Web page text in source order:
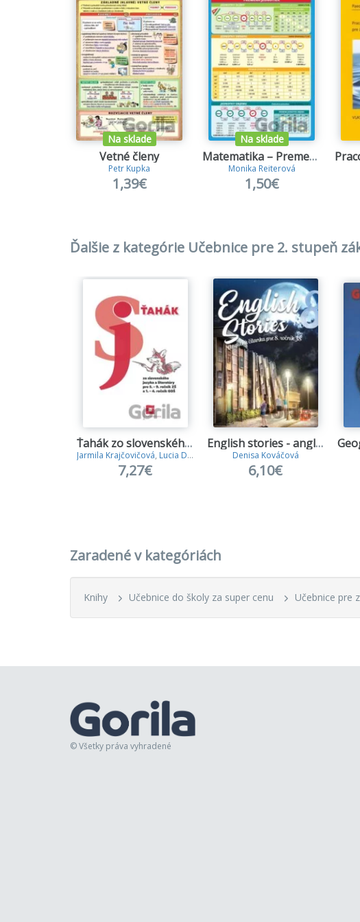
- v teoretickej
Na sklade
Vetné členy
Petr Kupka
1,39€
Na sklade
Matematika – Premena jednotiek
Monika Reiterová
1,50€
Ďalšie z kategórie Učebnice pre 2. stupeň
Ťahák zo slovenského jazyka a literatúry
Jarmila Krajčovičová, Lucia Demková
7,27€
English stories - anglická čítanka pre 8. ročník ZŠ
Denisa Kováčová
6,10€
Zaradené v kategóriách
Knihy Učebnice do školy za super cenu Učebnice pre
© Všetky práva vyhradené